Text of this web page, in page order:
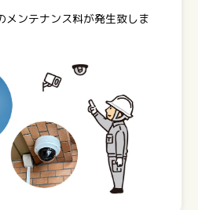
ンテナンス料が発生致しま